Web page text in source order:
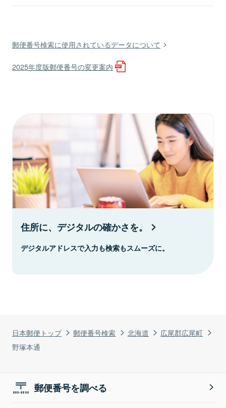
日本郵便トップ 郵便番号検索 北海道
広尾郡広尾町
野塚本通
郵便番号検索に使用されているデータについて
2025年度版郵便番号の変更案内
住所に、デジタルの確かさを。
デジタルアドレスで入力も検索もスムーズに。
郵便番号を調べる